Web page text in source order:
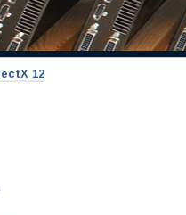
12